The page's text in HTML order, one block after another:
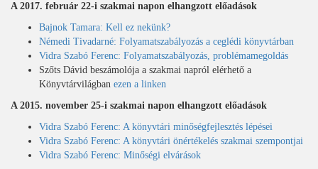
A 2017. február 22-i szakmai napon elhangzott előadások
Bajnok Tamara: Kell ez nekünk?
Némedi Tivadarné: Folyamatszabályozás a ceglédi könyvtárban
Vidra Szabó Ferenc: Folyamatszabályozás, problémamegoldás
Szőts Dávid beszámolója a szakmai napról elérhető a
Könyvtárvilágban ezen a linken
A 2015. november 25-i szakmai napon elhangzott előadások
Vidra Szabó Ferenc: A könyvtári minőségfejlesztés lépései
Vidra Szabó Ferenc: A könyvtári önértékelés szakmai szempontjai
Vidra Szabó Ferenc: Minőségi elvárások